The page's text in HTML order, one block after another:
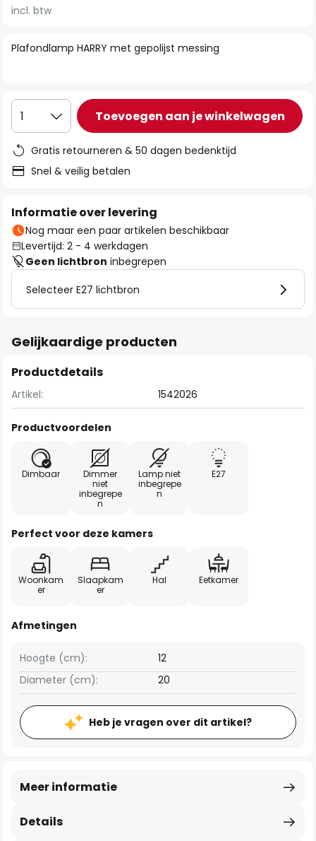
het
van
gallerij
Plafondlamp HARRY met gepolijst messing
incl. btw
1 Toevoegen aan je winkelwagen
Gratis retourneren & 50 dagen bedenktijd
Snel & veilig betalen
Informatie over levering
Nog maar een paar artikelen beschikbaar
Levertijd: 2 - 4 werkdagen
Geen lichtbron inbegrepen
Selecteer E27 lichtbron
Gelijkaardige producten
Productdetails
Artikel: 1542026
Productvoordelen
Dimbaar
Dimmer
niet
inbegrepe
n
Lamp niet
inbegrepe
n
E27
Perfect voor deze kamers
Woonkam
er
Slaapkam
er
Hal Eetkamer
Afmetingen
Hoogte (cm):
12
Diameter (cm):
20
Heb je vragen over dit artikel?
Details
Meer informatie